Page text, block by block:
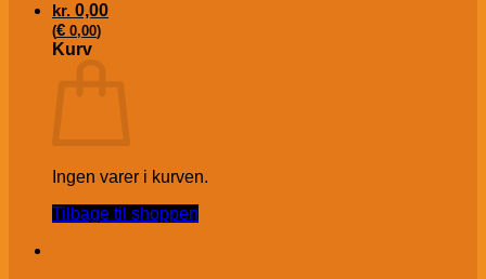
kr. 0,00
(€ 0,00)
Kurv
Ingen varer i kurven.
Tilbage til shoppen